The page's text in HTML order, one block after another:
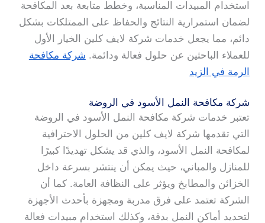
استخدام المبيدات المناسبة، وخطط متابعة بعد المكافحة
لضمان استمرارية النتائج والحفاظ على الممتلكات بشكل
دائم، مما يجعل خدمات شركة لايف كلين الخيار الأول
للعملاء الباحثين عن حلول فعالة ودائمة. شركة مكافحة
الرمة في الزيد
شركة مكافحة النمل الأسود في الروضة
تعتبر خدمات شركة مكافحة النمل الأسود في الروضة
التي تقدمها شركة لايف كلين من الحلول الاحترافية
لمكافحة النمل الأسود، والذي قد يشكل تهديدًا كبيرًا
للمنازل والمباني، حيث يمكن أن ينتشر بسرعة داخل
الخزائن والمطابخ ويؤثر على النظافة العامة. كما أن
الشركة تعتمد على فرق مدربة ومجهزة بأحدث الأجهزة
لتحديد أماكن النمل بدقة، وكذلك استخدام مبيدات فعالة